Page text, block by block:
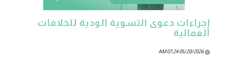
إجراءات دعوى التسوية الودية للخلافات
العمالية
05/20/2026 07:24 AM